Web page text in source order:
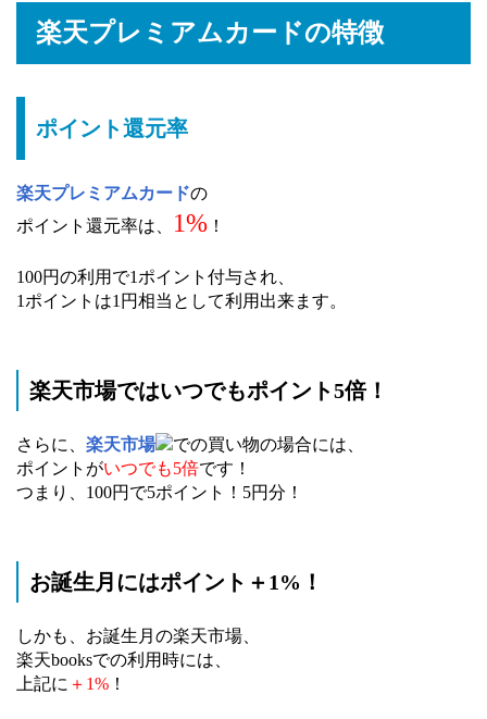
楽天プレミアムカードの特徴
ポイント還元率
楽天プレミアムカードの
ポイント還元率は、
1% ！
100円の利用で1ポイント付与され、
1ポイントは1円相当として利用出来ます。
楽天市場ではいつでもポイント5倍！
さらに、 楽天市場
での買い物の場合には、
ポイントがいつでも5倍です！
つまり、100円で5ポイント！5円分！
お誕生月にはポイント＋1%！
しかも、お誕生月の楽天市場、
楽天booksでの利用時には、
上記に ＋1% ！